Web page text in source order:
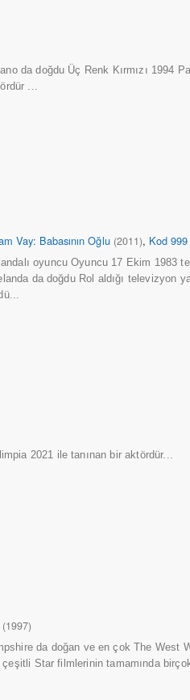
da doğdu Üç Renk Kırmızı 1994
...
Vay: Babasının Oğlu (2011), Kod 999
oyuncu Oyuncu 17 Ekim 1983
da doğdu Rol aldığı televizyon
2021 ile tanınan bir aktördür...
(1997)
da doğan ve en çok The West
Star filmlerinin tamamında